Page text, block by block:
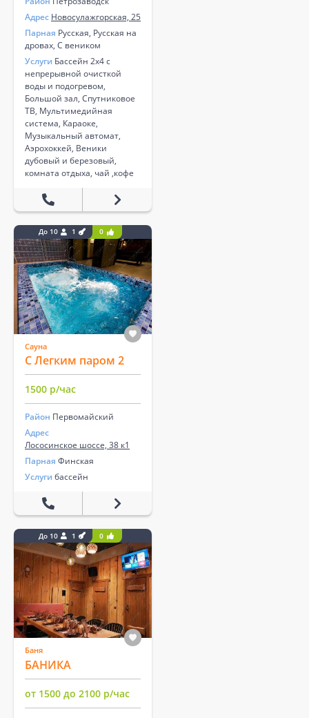
Адрес Новосулажгорская, 25
Парная Русская, Русская на
дровах, С веником
Услуги Бассейн 2х4 с
непрерывной очисткой
воды и подогревом,
Большой зал, Спутниковое
ТВ, Мультимедийная
система, Караоке,
Музыкальный автомат,
Аэрохоккей, Веники
дубовый и березовый,
комната отдыха, чай ,кофе
До 10 1 0
Сауна
С Легким паром 2
1500 р/час
Район Первомайский
Адрес
​Лососинское шоссе, 38 к1
Парная Финская
Услуги бассейн
До 10 1 0
Баня
БАНИКА
от 1500 до 2100 р/час